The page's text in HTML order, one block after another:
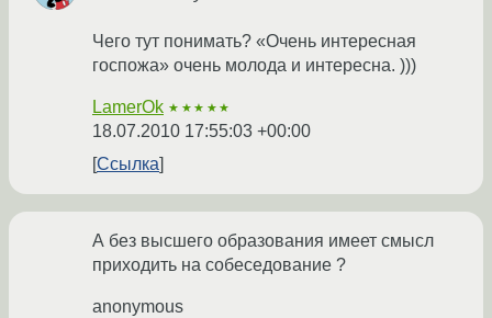
Чего тут понимать? «Очень интересная
госпожа» очень молода и интересна. )))
LamerOk ★★★★★
18.07.2010 17:55:03 +00:00
Ссылка
А без высшего образования имеет смысл
приходить на собеседование ?
anonymous